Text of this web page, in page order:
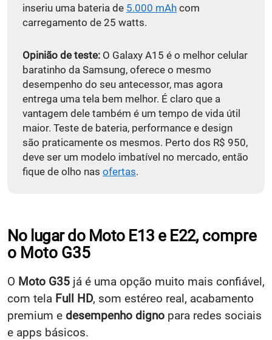
inseriu uma bateria de 5.000 mAh com
carregamento de 25 watts.
Opinião de teste: O Galaxy A15 é o melhor celular
baratinho da Samsung, oferece o mesmo
desempenho do seu antecessor, mas agora
entrega uma tela bem melhor. É claro que a
vantagem dele também é um tempo de vida útil
maior. Teste de bateria, performance e design
são praticamente os mesmos. Perto dos R$ 950,
deve ser um modelo imbatível no mercado, então
fique de olho nas ofertas.
No lugar do Moto E13 e E22,compre
o Moto G35
O Moto G35 já é uma opção muito mais confiável,
com tela Full HD, som estéreo real, acabamento
premium e desempenho digno para redes sociais
e apps básicos.